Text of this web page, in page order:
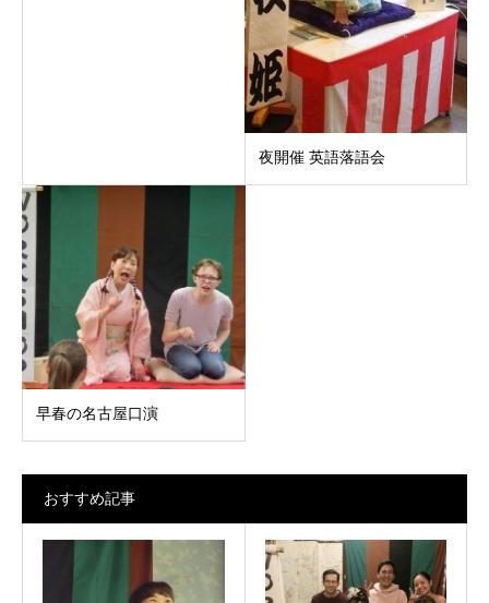
夜開催 英語落語会
早春の名古屋口演
おすすめ記事